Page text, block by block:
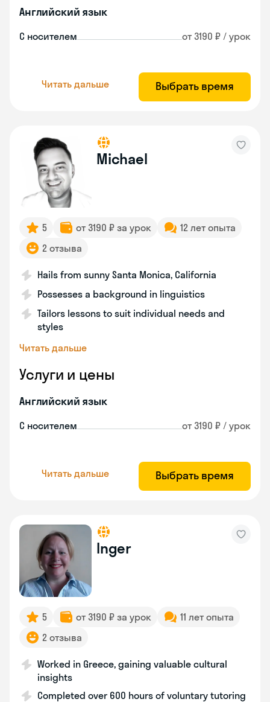
Английский язык
С носителем от 3190 ₽ / урок
Читать дальше Выбрать время
Michael
5 от 3190 ₽ за урок
12 лет опыта
2 отзыва
Hails from sunny Santa Monica, California
Possesses a background in linguistics
Tailors lessons to suit individual needs and
styles
Читать дальше
Услуги и цены
Английский язык
С носителем от 3190 ₽ / урок
Читать дальше Выбрать время
Inger
5 от 3190 ₽ за урок
11 лет опыта
2 отзыва
Worked in Greece, gaining valuable cultural
insights
Completed over 600 hours of voluntary tutoring